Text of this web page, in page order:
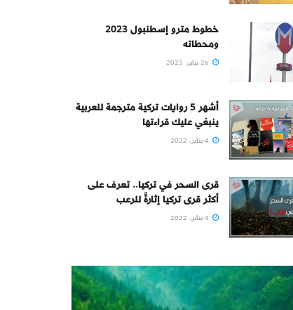
خطوط مترو إسطنبول 2023
ومحطاته
أشهر 5 روايات تركية مترجمة للعربية
ينبغي عليك قراءتها
قرى السحر في تركيا.. تعرف على
أكثر قرى تركيا إثارةً للرعب